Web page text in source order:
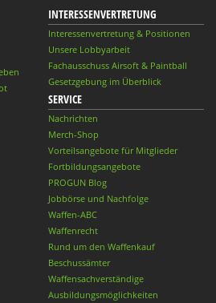
INTERESSENVERTRETUNG
Interessenvertretung & Positionen
Unsere Lobbyarbeit
Fachausschuss Airsoft & Paintball
Gesetzgebung im Überblick
SERVICE
Nachrichten
Merch-Shop
Vorteilsangebote für Mitglieder
Fortbildungsangebote
PROGUN Blog
Jobbörse und Nachfolge
Waffen-ABC
Waffenrecht
Rund um den Waffenkauf
Beschussämter
Waffensachverständige
Ausbildungsmöglichkeiten